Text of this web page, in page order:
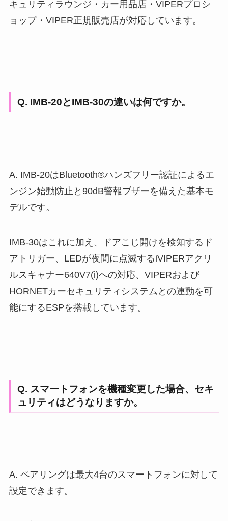
キュリティラウンジ・カー用品店・VIPERプロシ
ョップ・VIPER正規販売店が対応しています。
Q. IMB-20とIMB-30の違いは何ですか。
A. IMB-20はBluetooth®ハンズフリー認証によるエ
ンジン始動防止と90dB警報ブザーを備えた基本モ
デルです。
IMB-30はこれに加え、ドアこじ開けを検知するド
アトリガー、LEDが夜間に点滅するiVIPERアクリ
ルスキャナー640V7(i)への対応、VIPERおよび
HORNETカーセキュリティシステムとの連動を可
能にするESPを搭載しています。
Q. スマートフォンを機種変更した場合、セキ
ュリティはどうなりますか。
A. ペアリングは最大4台のスマートフォンに対して
設定できます。